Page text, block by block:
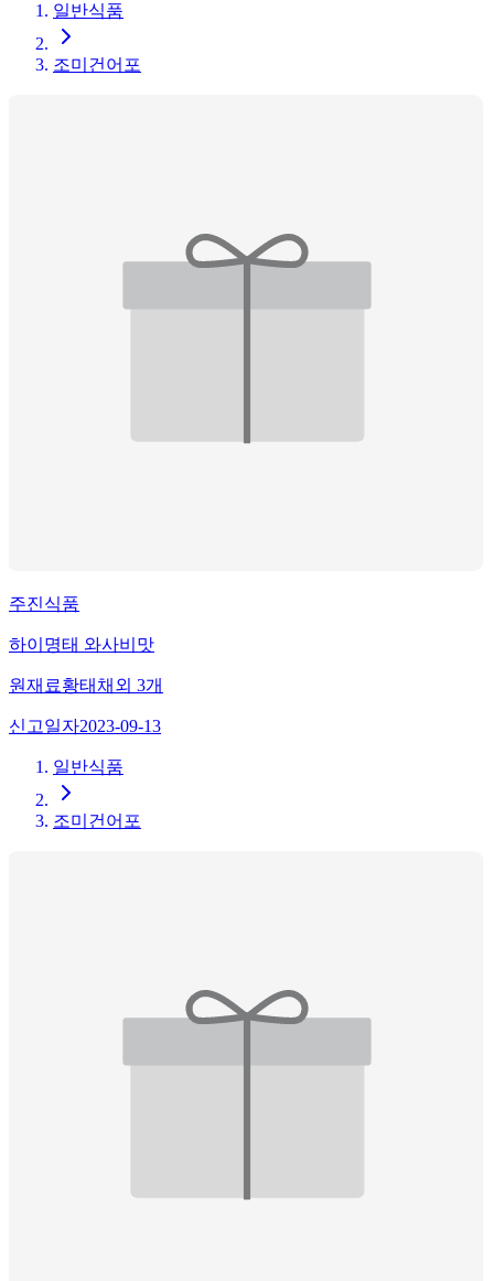
일반식품
조미건어포
주진식품
하이명태 와사비맛
원재료황태채 외 3개
신고일자2023-09-13
일반식품
조미건어포